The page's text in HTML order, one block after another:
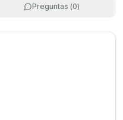
Preguntas (0)